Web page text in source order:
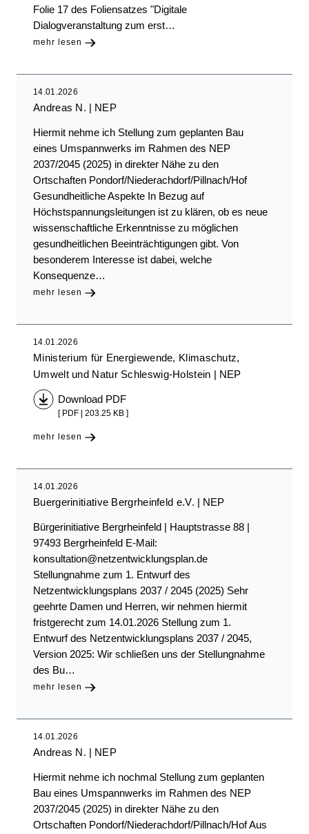
Folie 17 des Foliensatzes "Digitale
Dialogveranstaltung zum erst…
mehr lesen
14.01.2026
Andreas N. NEP
Hiermit nehme ich Stellung zum geplanten Bau
eines Umspannwerks im Rahmen des NEP
2037/2045 (2025) in direkter Nähe zu den
Ortschaften Pondorf/Niederachdorf/Pillnach/Hof
Gesundheitliche Aspekte In Bezug auf
Höchstspannungsleitungen ist zu klären, ob es neue
wissenschaftliche Erkenntnisse zu möglichen
gesundheitlichen Beeinträchtigungen gibt. Von
besonderem Interesse ist dabei, welche
Konsequenze…
mehr lesen
14.01.2026
Ministerium für Energiewende, Klimaschutz,
Umwelt und Natur Schleswig-Holstein
NEP
Download PDF
[ PDF | 203.25 KB ]
mehr lesen
14.01.2026
Buergerinitiative Bergrheinfeld e.V. NEP
Bürgerinitiative Bergrheinfeld | Hauptstrasse 88 |
97493 Bergrheinfeld E-Mail:
konsultation@netzentwicklungsplan.de
Stellungnahme zum 1. Entwurf des
Netzentwicklungsplans 2037 / 2045 (2025) Sehr
geehrte Damen und Herren, wir nehmen hiermit
fristgerecht zum 14.01.2026 Stellung zum 1.
Entwurf des Netzentwicklungsplans 2037 / 2045,
Version 2025: Wir schließen uns der Stellungnahme
des Bu…
mehr lesen
14.01.2026
Andreas N. NEP
Hiermit nehme ich nochmal Stellung zum geplanten
Bau eines Umspannwerks im Rahmen des NEP
2037/2045 (2025) in direkter Nähe zu den
Ortschaften Pondorf/Niederachdorf/Pillnach/Hof Aus